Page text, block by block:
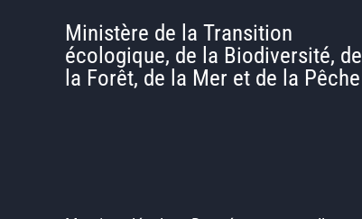
Ministère de la Transition
écologique, de la Biodiversité, de
la Forêt, de la Mer et de la Pêche